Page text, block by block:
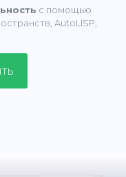
с помощью
AutoLISP,